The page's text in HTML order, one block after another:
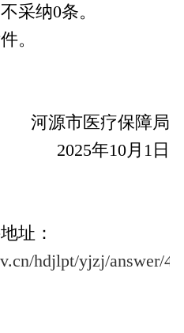
采纳0条。
。
河源市医疗保障局
2025年10月1日
址：
hdjlpt/yjzj/answer/